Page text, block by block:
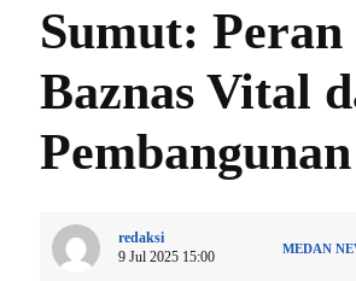
Sumut: Peran
Baznas Vital
Pembangunan
redaksi
9 Jul 2025 15:00
MEDAN